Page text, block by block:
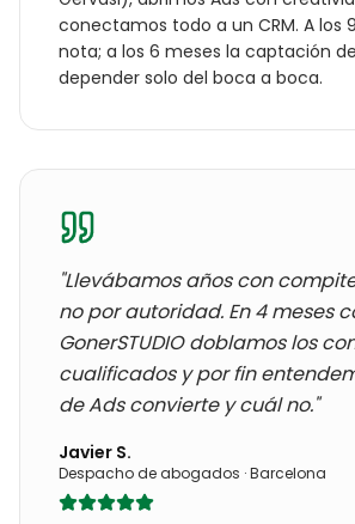
conectamos todo a un CRM. A los
nota; a los 6 meses la captación
depender solo del boca a boca.
"Llevábamos años con
no por autoridad. En 4 meses
GonerSTUDIO doblamos los
cualificados y por fin
de Ads convierte y cuál no."
Javier S.
Despacho de abogados ·Barcelona